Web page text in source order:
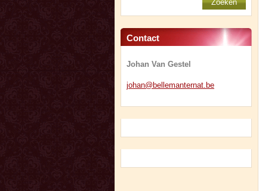
Contact
Johan Van Gestel
johan@be llemanternat.be